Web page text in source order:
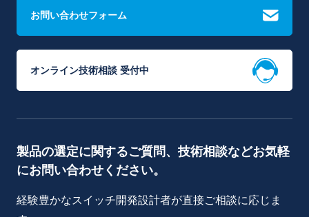
お問い合わせフォーム
オンライン技術相談 受付中
製品の選定に関するご質問、技術相談などお気軽
にお問い合わせください。
経験豊かなスイッチ開発設計者が直接ご相談に応じま